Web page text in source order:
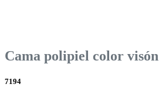
Cama polipiel color visón
7194